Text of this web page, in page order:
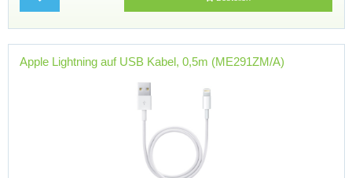
Apple Lightning auf USB Kabel, 0,5m (ME291ZM/A)